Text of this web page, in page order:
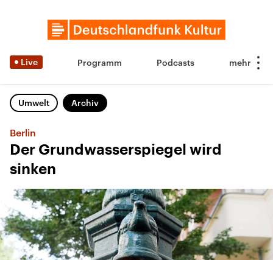
Live Programm Podcasts
Umwelt Archiv
Berlin
Der Grundwasserspiegel wird
sinken